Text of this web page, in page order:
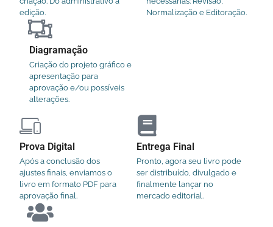
edição.
Normalização e Editoração.
Diagramação
Criação do projeto gráfico e
apresentação para
aprovação e/ou possíveis
alterações.
Prova Digital
Após a conclusão dos
ajustes finais, enviamos o
livro em formato PDF para
aprovação final.
Entrega Final
Pronto, agora seu livro pode
ser distribuído, divulgado e
finalmente lançar no
mercado editorial.